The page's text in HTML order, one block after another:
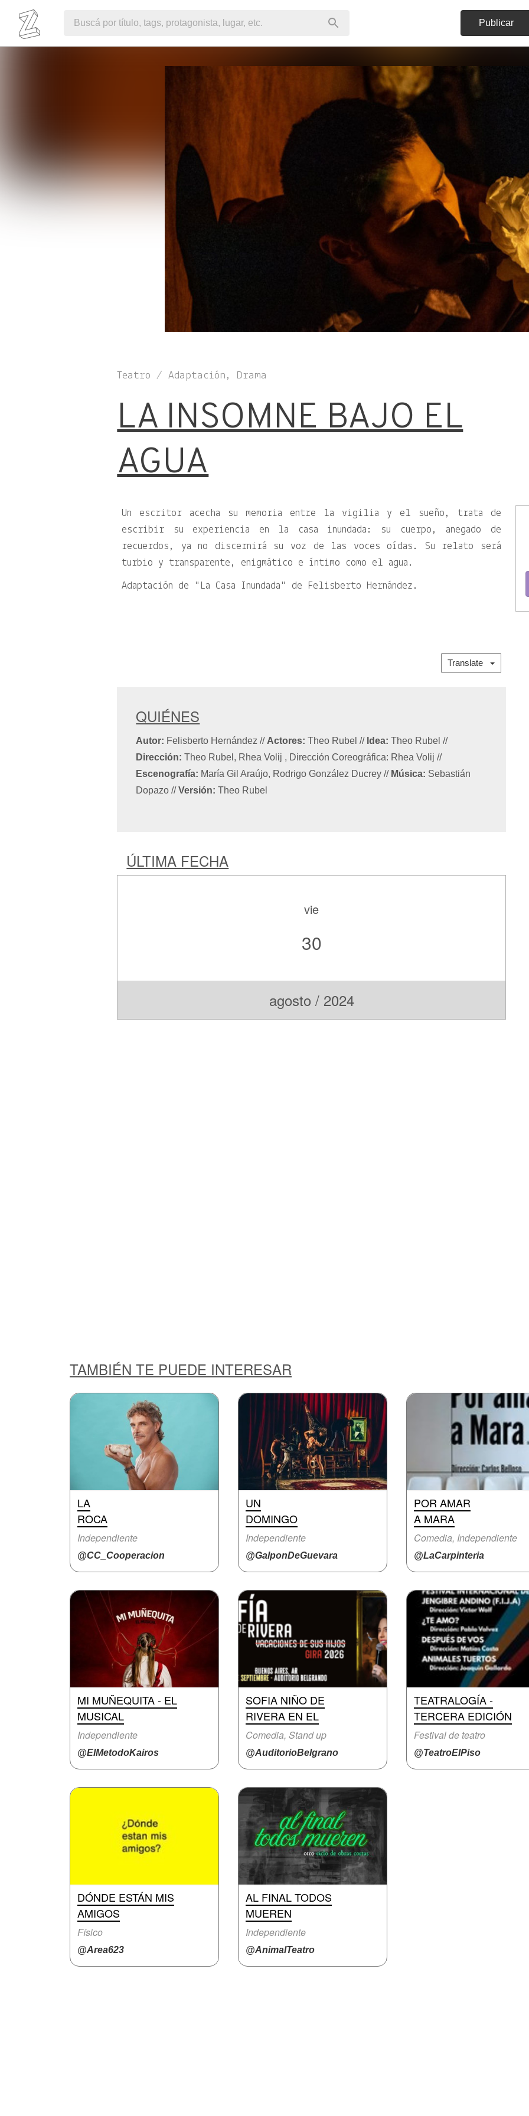
Publicar
Teatro / Adaptación, Drama
LA INSOMNE BAJO EL
AGUA
Un escritor acecha su memoria entre la vigilia y el sueño, trata de
escribir su experiencia en la casa inundada: su cuerpo, anegado de
recuerdos, ya no discernirá su voz de las voces oídas. Su relato será
turbio y transparente, enigmático e íntimo como el agua.
Adaptación de La Casa Inundada de Felisberto Hernández.
Translate
QUIÉNES
Autor: Felisberto Hernández// Actores: Theo Rubel// Idea: Theo Rubel//
Dirección: Theo Rubel, Rhea Volij , Dirección Coreográfica: Rhea Volij//
Escenografía: María Gil Araújo, Rodrigo González Ducrey// Música: Sebastián
Dopazo// Versión: Theo Rubel
ÚLTIMA FECHA
vie
30
agosto / 2024
TAMBIÉN TE PUEDE INTERESAR
LA
ROCA
Independiente
@CC_Cooperacion
UN
DOMINGO
Independiente
@GalponDeGuevara
POR AMAR
A MARA
Comedia, Independiente
@LaCarpinteria
MI MUÑEQUITA - EL
MUSICAL
Independiente
@ElMetodoKairos
SOFIA NIÑO DE
RIVERA EN EL
Comedia, Stand up
@AuditorioBelgrano
TEATRALOGÍA -
TERCERA EDICIÓN
Festival de teatro
@TeatroElPiso
DÓNDE ESTÁN MIS
AMIGOS
Físico
@Area623
AL FINAL TODOS
MUEREN
Independiente
@AnimalTeatro